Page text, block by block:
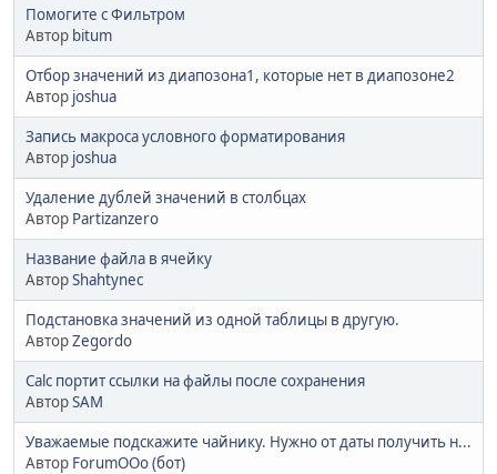
Помогите с Фильтром
Автор bitum
Отбор значений из диапозона1, которые нет в диапозоне2
Автор joshua
Запись макроса условного форматирования
Автор joshua
Удаление дублей значений в столбцах
Автор Partizanzero
Название файла в ячейку
АвторShahtynec
Подстановка значений из одной таблицы в другую.
АвторZegordo
Calc портит ссылки на файлы после сохранения
АвторSAM
Уважаемые подскажите чайнику. Нужно от даты получить н...
Автор ForumOOo (бот)